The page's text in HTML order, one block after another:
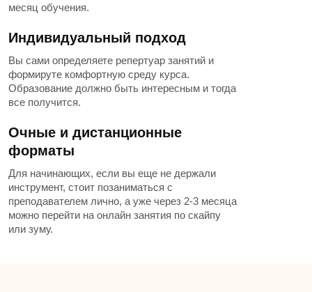
месяц обучения.
Индивидуальный подход
Вы сами определяете репертуар занятий и
формируте комфортную среду курса.
Образование должно быть интересным и тогда
все получится.
Очные и дистанционные
форматы
Для начинающих, если вы еще не держали
инструмент, стоит позаниматься с
преподавателем лично, а уже через 2-3 месяца
можно перейти на онлайн занятия по скайпу
или зуму.